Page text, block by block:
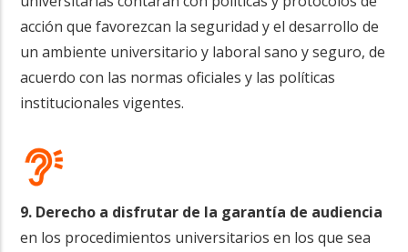
acción que favorezcan la seguridad y el desarrollo de
un ambiente universitario y laboral sano y seguro, de
acuerdo con las normas oficiales y las políticas
institucionales vigentes.
9. Derecho a disfrutar de la garantía de audiencia
en los procedimientos universitarios en los que sea